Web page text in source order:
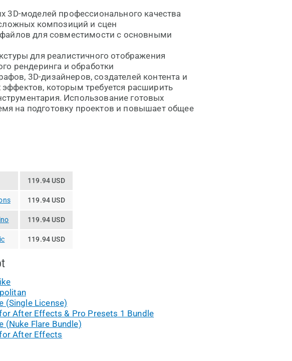
3D-моделей профессионального качества
композиций и сцен
для совместимости с основными
для реалистичного отображения
рендеринга и обработки
3D-дизайнеров, создателей контента и
которым требуется расширить
Использование готовых
на подготовку проектов и повышает общее
119.94 USD
119.94 USD
119.94 USD
119.94 USD
(Single License)
After Effects & Pro Presets 1 Bundle
(Nuke Flare Bundle)
After Effects